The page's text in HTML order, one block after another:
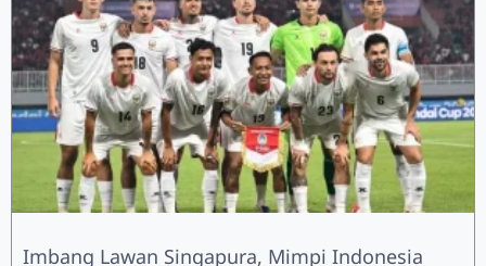
Imbang Lawan Singapura, Mimpi Indonesia